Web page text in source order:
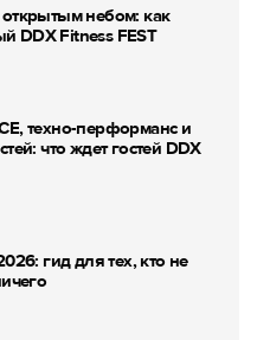
небом: как
DDX Fitness FEST
техно-перформанс и
что ждет гостей DDX
гид для тех, кто не